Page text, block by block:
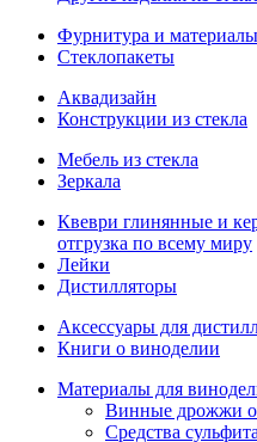
Фурнитура и материалы
Стеклопакеты
Аквадизайн
Конструкции из стекла
Мебель из стекла
Зеркала
Квеври глинянные и
отгрузка по всему миру
Лейки
Дистилляторы
Аксессуары для
Книги о виноделии
Материалы для
Винные дрожжи
Средства